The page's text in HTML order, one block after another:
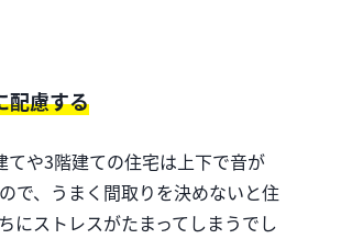
配慮する
てや3階建ての住宅は上下で音が
で、うまく間取りを決めないと住
にストレスがたまってしまうでし